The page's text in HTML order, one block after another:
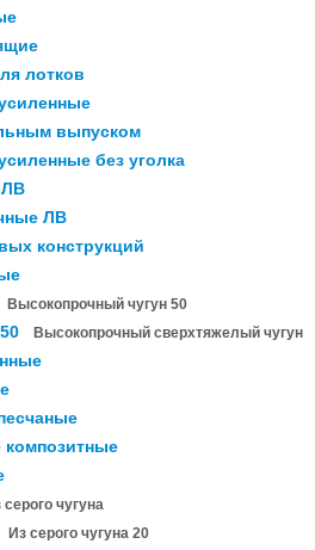
лотков
выпуском
без уголка
ЛВ
ЛВ
конструкций
Высокопрочный чугун 50
Высокопрочный сверхтяжелый чугун
серого чугуна
Из серого чугуна 20